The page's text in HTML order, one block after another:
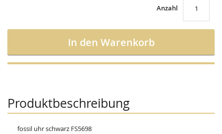
Anzahl
In den Warenkorb
Produktbeschreibung
fossil uhr schwarz FS5698